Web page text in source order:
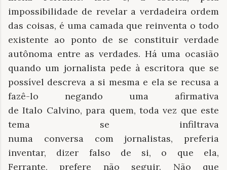
impossibilidade de revelar a verdadeira ordem
das coisas, é uma camada que reinventa o todo
existente ao ponto de se constituir verdade
autônoma entre as verdades. Há uma ocasião
quando um jornalista pede à escritora que se
possível descreva a si mesma e ela se recusa a
fazê-lo negando uma afirmativa
de Italo Calvino, para quem, toda vez que este
tema se infiltrava
numa conversa com jornalistas, preferia
inventar, dizer falso de si, o que ela,
Ferrante, prefere não seguir. Não que